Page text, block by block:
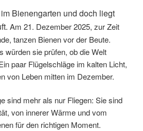
n
Bienengarten und doch liegt
Am 21. Dezember 2025, zur Zeit
tanzen Bienen vor der Beute.
würden sie prüfen, ob die Welt
paar Flügelschläge im kalten Licht,
von Leben mitten im Dezember.
sind mehr als nur Fliegen: Sie sind
von innerer Wärme und vom
für den richtigen Moment.